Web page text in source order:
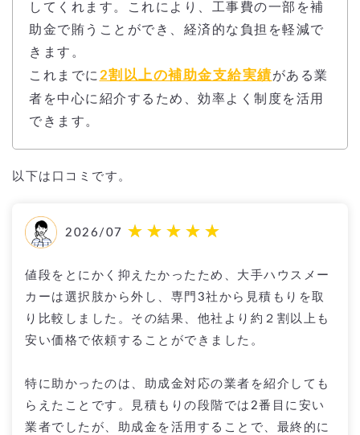
してくれます。これにより、工事費の一部を補
助金で賄うことができ、経済的な負担を軽減で
きます。
これまでに 2割以上の補助金支給実績がある業
者を中心に紹介するため、効率よく制度を活用
できます。
以下は口コミです。
2026/07
値段をとにかく抑えたかったため、大手ハウスメー
カーは選択肢から外し、専門3社から見積もりを取
り比較しました。その結果、他社より約２割以上も
安い価格で依頼することができました。
特に助かったのは、助成金対応の業者を紹介しても
らえたことです。見積もりの段階では2番目に安い
業者でしたが、助成金を活用することで、最終的に